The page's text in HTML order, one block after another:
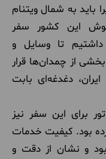
باید به شمال ویتنام
این کشور سفر
تا وسایل و
از چمدان‌ها قرار
دغدغه‌ای بابت
برای این سفر نیز
کرده بود. کیفیت خدمات
بود و نشان از دقت و